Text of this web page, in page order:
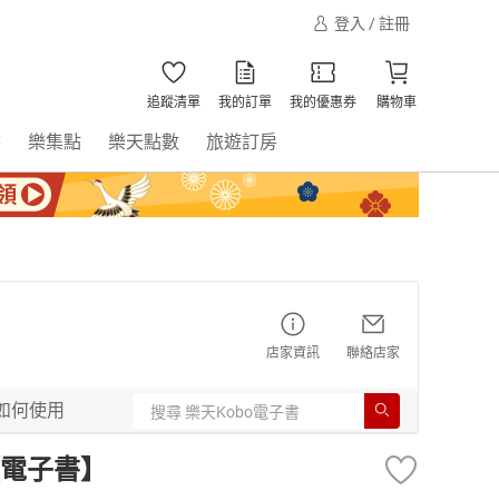
登入 / 註冊
追蹤清單 我的訂單 我的優惠券 購物車
樂集點 樂天點數 旅遊訂房
店家資訊 聯絡店家
何使用
子書】